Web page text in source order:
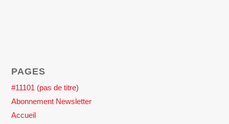
PAGES
#11101 (pas de titre)
Abonnement Newsletter
Accueil